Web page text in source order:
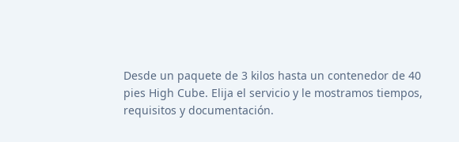
Desde un paquete de 3 kilos hasta un contenedor de 40
pies High Cube. Elija el servicio y le mostramos tiempos,
requisitos y documentación.